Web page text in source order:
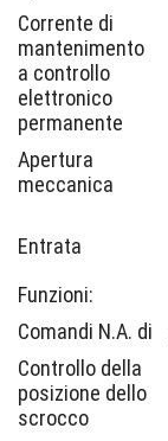
Corrente di
mantenimento
a controllo
elettronico
permanente
Apertura
meccanica
Entrata
Funzioni:
Comandi N.A. di
Controllo della
posizione dello
scrocco